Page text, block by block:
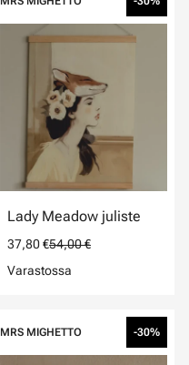
Lady Meadow juliste
37,80 €54,00 €
Varastossa
MRS MIGHETTO -30%